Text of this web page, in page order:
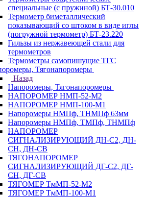
специальные (с пружиной) БТ-30.010
Термометр биметаллический
показывающий со штоком в виде иглы
(погружной термометр) БТ-23.220
Гильзы из нержавеющей стали для
термометров
Термометры самопишущие ТГС
Тягонапоромеры
Назад
Напоромеры, Тягонапоромеры
НАПОРОМЕР НМП-52-М2
НАПОРОМЕР НМП-100-М1
Напоромеры НМПф, ТНМПф 63мм
Напоромеры НМПф, ТМПф, ТНМПф
НАПОРОМЕР
СИГНАЛИЗИРУЮЩИЙ ДН-С2, ДН-
СН, ДН-СВ
ТЯГОНАПОРОМЕР
СИГНАЛИЗИРУЮЩИЙ ДГ-С2, ДГ-
СН, ДГ-СВ
ТЯГОМЕР ТмМП-52-М2
ТЯГОМЕР ТмМП-100-М1